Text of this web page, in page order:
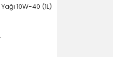
10W-40 (1L)